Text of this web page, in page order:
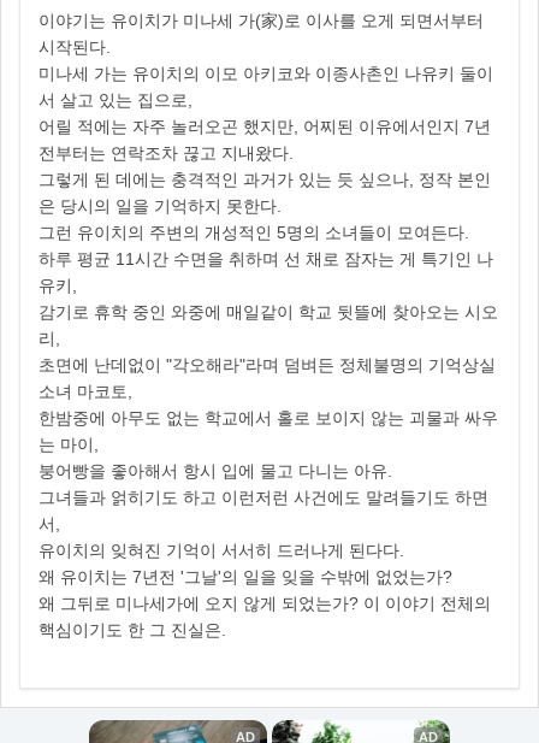
이야기는 유이치가 미나세 가(家)로 이사를 오게 되면서부터
시작된다.
미나세 가는 유이치의 이모 아키코와 이종사촌인 나유키 둘이
서 살고 있는 집으로,
어릴 적에는 자주 놀러오곤 했지만, 어찌된 이유에서인지 7년
전부터는 연락조차 끊고 지내왔다.
그렇게 된 데에는 충격적인 과거가 있는 듯 싶으나, 정작 본인
은 당시의 일을 기억하지 못한다.
그런 유이치의 주변의 개성적인 5명의 소녀들이 모여든다.
하루 평균 11시간 수면을 취하며 선 채로 잠자는 게 특기인 나
유키,
감기로 휴학 중인 와중에 매일같이 학교 뒷뜰에 찾아오는 시오
리,
초면에 난데없이 "각오해라"라며 덤벼든 정체불명의 기억상실
소녀 마코토,
한밤중에 아무도 없는 학교에서 홀로 보이지 않는 괴물과 싸우
는 마이,
붕어빵을 좋아해서 항시 입에 물고 다니는 아유.
그녀들과 얽히기도 하고 이런저런 사건에도 말려들기도 하면
서,
유이치의 잊혀진 기억이 서서히 드러나게 된다다.
왜 유이치는 7년전 '그날'의 일을 잊을 수밖에 없었는가?
왜 그뒤로 미나세가에 오지 않게 되었는가? 이 이야기 전체의
핵심이기도 한 그 진실은.